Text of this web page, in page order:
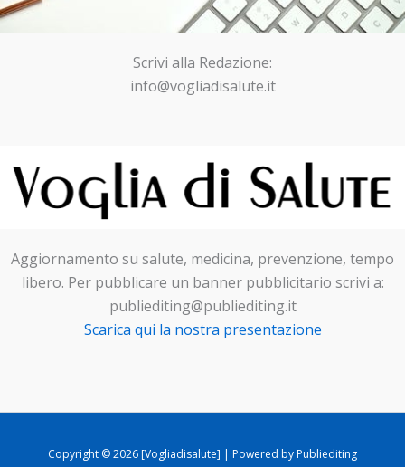
Scrivi alla Redazione:
info@vogliadisalute.it
Aggiornamento su salute, medicina, prevenzione, tempo
libero. Per pubblicare un banner pubblicitario scrivi a:
publiediting@publiediting.it
Scarica qui la nostra presentazione
Copyright © 2026 [Vogliadisalute] | Powered by Publiediting